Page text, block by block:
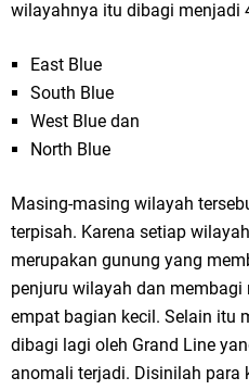
wilayahnya itu dibagi menjadi
East Blue
South Blue
West Blue dan
North Blue
Masing-masing wilayah
terpisah. Karena setiap
merupakan gunung yang
penjuru wilayah dan
empat bagian kecil. Selain itu
dibagi lagi oleh Grand Line
anomali terjadi. Disinilah para